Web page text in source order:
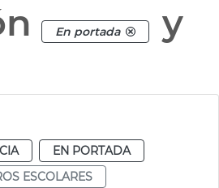
En portada
y
EN PORTADA
ESCOLARES